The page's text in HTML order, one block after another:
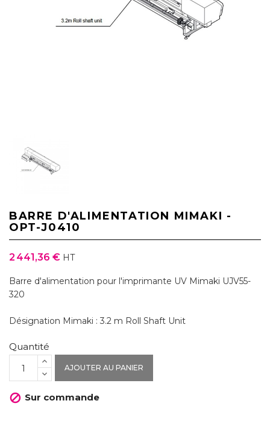
BARRE D'ALIMENTATION MIMAKI -
OPT-J0410
2 441,36 € HT
Barre d'alimentation pour l'imprimante UV Mimaki UJV55-
320
Désignation Mimaki : 3.2 m Roll Shaft Unit
Quantité
AJOUTER AU PANIER
 Sur commande